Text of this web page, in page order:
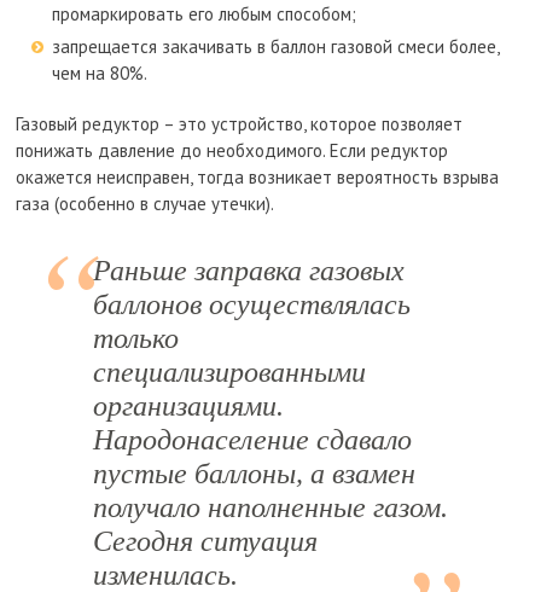
промаркировать его любым способом;
запрещается закачивать в баллон газовой смеси более,
чем на 80%.
Газовый редуктор – это устройство, которое позволяет
понижать давление до необходимого. Если редуктор
окажется неисправен, тогда возникает вероятность взрыва
газа (особенно в случае утечки).
Раньше заправка газовых
баллонов осуществлялась
только
специализированными
организациями.
Народонаселение сдавало
пустые баллоны, а взамен
получало наполненные газом.
Сегодня ситуация
изменилась.